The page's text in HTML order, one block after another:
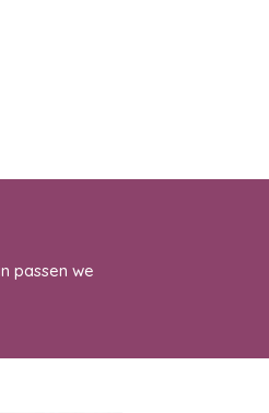
passen we